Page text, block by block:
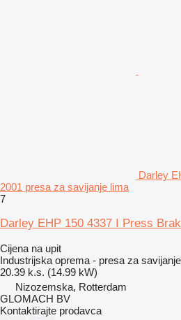
Darley
2001 presa za savijanje lima
7
Darley EHP 150 4337 I Press
Cijena na upit
Industrijska oprema - presa za
20.39 k.s. (14.99 kW)
Nizozemska, Rotterdam
GLOMACH BV
Kontaktirajte prodavca